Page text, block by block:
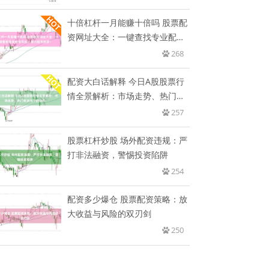
十倍杠杆一月能赚十倍吗 股票配
资网址大全：一键查找专业配资
268
配资大白话解释 今日A股股票行
情全景解析：市场走势、热门板
257
股票杠杆炒股 场外配资违规：严
打非法融资，警惕投资陷阱
254
配资多少爆仓 股票配资策略：放
大收益与风险的双刃剑
250